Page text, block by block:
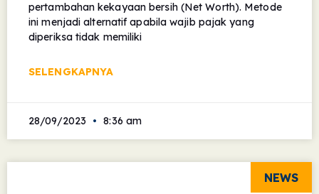
pertambahan kekayaan bersih (Net Worth). Metode
ini menjadi alternatif apabila wajib pajak yang
diperiksa tidak memiliki
SELENGKAPNYA
28/09/2023 8:36 am
NEWS